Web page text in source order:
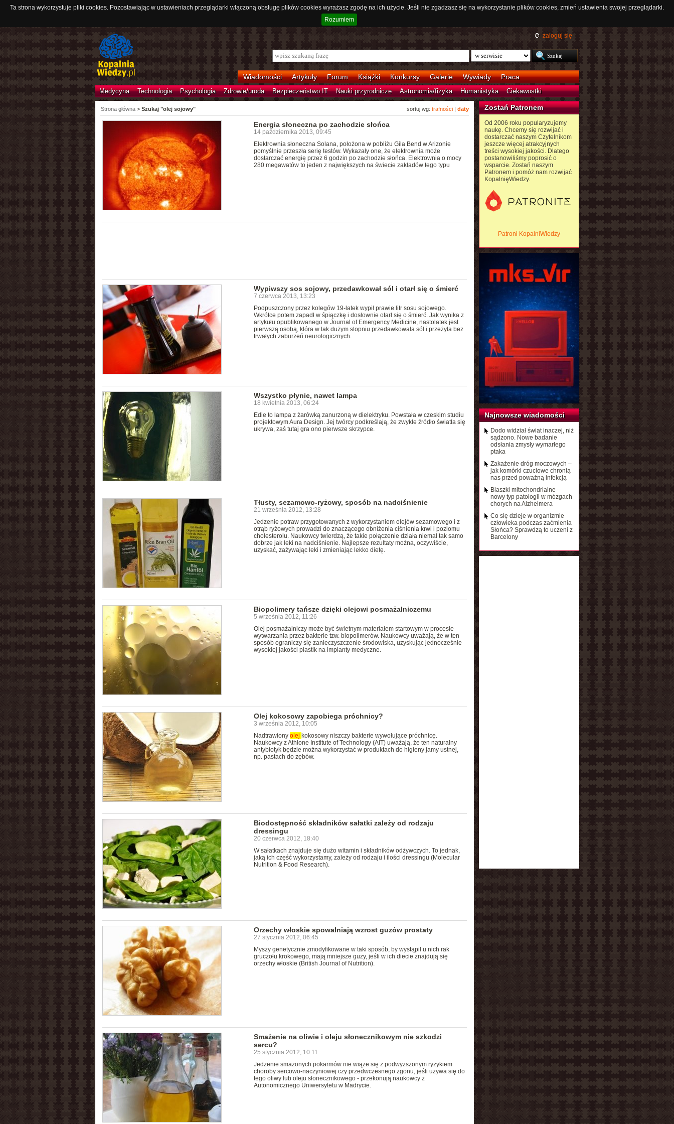
Ta strona wykorzystuje pliki cookies. Pozostawiając w ustawieniach przeglądarki włączoną obsługę plików cookies wyrażasz zgodę na ich użycie. Jeśli nie zgadzasz się na wykorzystanie plików cookies, zmień ustawienia swojej przeglądarki.
Rozumiem
zaloguj się
Wiadomości Artykuły Forum Książki Konkursy Galerie Wywiady Praca
Medycyna Technologia Psychologia Zdrowie/uroda Bezpieczeństwo IT Nauki przyrodnicze Astronomia/fizyka Humanistyka Ciekawostki
sortuj wg: trafności| daty
Strona główna> Szukaj "olej sojowy"
Energia słoneczna po zachodzie słońca
14 października 2013, 09:45
Elektrownia słoneczna Solana, położona w pobliżu Gila Bend w Arizonie
pomyślnie przeszła serię testów. Wykazały one, że elektrownia może
dostarczać energię przez 6 godzin po zachodzie słońca. Elektrownia o mocy
280 megawatów to jeden z największych na świecie zakładów tego typu
Wypiwszy sos sojowy, przedawkował sól i otarł się o śmierć
7 czerwca 2013, 13:23
Podpuszczony przez kolegów 19-latek wypił prawie litr sosu sojowego.
Wkrótce potem zapadł w śpiączkę i dosłownie otarł się o śmierć. Jak wynika z
artykułu opublikowanego w Journal of Emergency Medicine, nastolatek jest
pierwszą osobą, która w tak dużym stopniu przedawkowała sól i przeżyła bez
trwałych zaburzeń neurologicznych.
Wszystko płynie, nawet lampa
18 kwietnia 2013, 06:24
Edie to lampa z żarówką zanurzoną w dielektryku. Powstała w czeskim studiu
projektowym Aura Design. Jej twórcy podkreślają, że zwykle źródło światła się
ukrywa, zaś tutaj gra ono pierwsze skrzypce.
Tłusty, sezamowo-ryżowy, sposób na nadciśnienie
21 września 2012, 13:28
Jedzenie potraw przygotowanych z wykorzystaniem olejów sezamowego i z
otrąb ryżowych prowadzi do znaczącego obniżenia ciśnienia krwi i poziomu
cholesterolu. Naukowcy twierdzą, że takie połączenie działa niemal tak samo
dobrze jak leki na nadciśnienie. Najlepsze rezultaty można, oczywiście,
uzyskać, zażywając leki i zmieniając lekko dietę.
Biopolimery tańsze dzięki olejowi posmażalniczemu
5 września 2012, 11:26
Olej posmażalniczy może być świetnym materiałem startowym w procesie
wytwarzania przez bakterie tzw. biopolimerów. Naukowcy uważają, że w ten
sposób ograniczy się zanieczyszczenie środowiska, uzyskując jednocześnie
wysokiej jakości plastik na implanty medyczne.
Olej kokosowy zapobiega próchnicy?
3 września 2012, 10:05
Nadtrawiony olej kokosowy niszczy bakterie wywołujące próchnicę.
Naukowcy z Athlone Institute of Technology (AIT) uważają, że ten naturalny
antybiotyk będzie można wykorzystać w produktach do higieny jamy ustnej,
np. pastach do zębów.
Biodostępność składników sałatki zależy od rodzaju
dressingu
20 czerwca 2012, 18:40
W sałatkach znajduje się dużo witamin i składników odżywczych. To jednak,
jaką ich część wykorzystamy, zależy od rodzaju i ilości dressingu (Molecular
Nutrition & Food Research).
Orzechy włoskie spowalniają wzrost guzów prostaty
27 stycznia 2012, 06:45
Myszy genetycznie zmodyfikowane w taki sposób, by wystąpił u nich rak
gruczołu krokowego, mają mniejsze guzy, jeśli w ich diecie znajdują się
orzechy włoskie (British Journal of Nutrition).
Smażenie na oliwie i oleju słonecznikowym nie szkodzi
sercu?
25 stycznia 2012, 10:11
Jedzenie smażonych pokarmów nie wiąże się z podwyższonym ryzykiem
choroby sercowo-naczyniowej czy przedwczesnego zgonu, jeśli używa się do
tego oliwy lub oleju słonecznikowego - przekonują naukowcy z
Autonomicznego Uniwersytetu w Madrycie.
Zostań Patronem
Od 2006 roku popularyzujemy
naukę. Chcemy się rozwijać i
dostarczać naszym Czytelnikom
jeszcze więcej atrakcyjnych
treści wysokiej jakości. Dlatego
postanowiliśmy poprosić o
wsparcie. Zostań naszym
Patronem i pomóż nam rozwijać
KopalnięWiedzy.
Patroni KopalniWiedzy
Najnowsze wiadomości
Dodo widział świat inaczej, niż
sądzono. Nowe badanie
odsłania zmysły wymarłego
ptaka
Zakażenie dróg moczowych –
jak komórki czuciowe chronią
nas przed poważną infekcją
Blaszki mitochondrialne –
nowy typ patologii w mózgach
chorych na Alzheimera
Co się dzieje w organizmie
człowieka podczas zaćmienia
Słońca? Sprawdzą to uczeni z
Barcelony